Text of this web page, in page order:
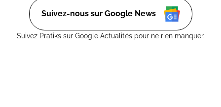
Suivez-nous sur Google News
Suivez Pratiks sur Google Actualités pour ne rien manquer.